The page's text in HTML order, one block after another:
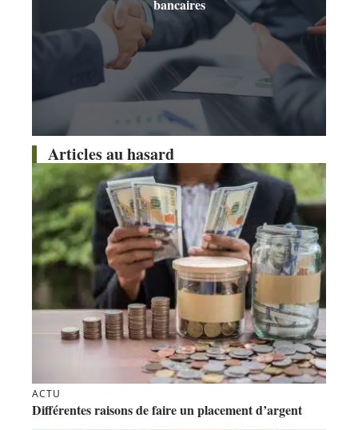
bancaires
Articles au hasard
ACTU
Différentes raisons de faire un placement d’argent